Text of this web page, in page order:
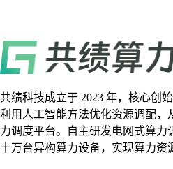
共绩科技成立于 2023 年，核心创
利用人工智能方法优化资源调配，
力调度平台。自主研发电网式算
十万台异构算力设备，实现算力资